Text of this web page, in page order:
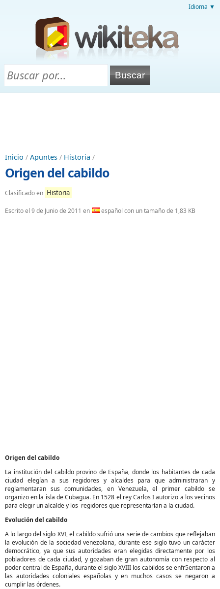
Idioma ▼
Inicio / Apuntes / Historia /
Origen del cabildo
Clasificado en Historia
Escrito el 9 de Junio de 2011 en español con un tamaño de 1,83 KB
Origen del cabildo
La institución del cabildo provino de España, donde los habitantes de cada
ciudad elegían a sus regidores y alcaldes para que administraran y
reglamentaran sus comunidades, en Venezuela, el primer cabildo se
organizo en la isla de Cubagua. En 1528 el rey Carlos I autorizo a los vecinos
para elegir un alcalde y los regidores que representarían a la ciudad.
Evolución del cabildo
A lo largo del siglo XVI, el cabildo sufrió una serie de cambios que reflejaban
la evolución de la sociedad venezolana, durante ese siglo tuvo un carácter
democrático, ya que sus autoridades eran elegidas directamente por los
pobladores de cada ciudad, y gozaban de gran autonomía con respecto al
poder central de España, durante el siglo XVIII los cabildos se enfr5entaron a
las autoridades coloniales españolas y en muchos casos se negaron a
cumplir las órdenes.